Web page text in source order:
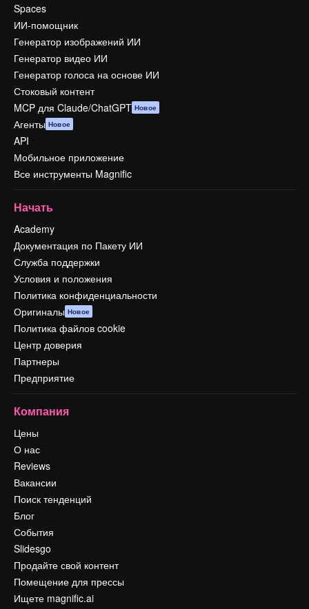
Spaces
ИИ-помощник
Генератор изображений ИИ
Генератор видео ИИ
Генератор голоса на основе ИИ
Стоковый контент
MCP для Claude/ChatGPT Новое
Агенты Новое
API
Мобильное приложение
Все инструменты Magnific
Начать
Academy
Документация по Пакету ИИ
Служба поддержки
Условия и положения
Политика конфиденциальности
Оригиналы Новое
Политика файлов cookie
Центр доверия
Партнеры
Предприятие
Компания
Цены
О нас
Reviews
Вакансии
Поиск тенденций
Блог
События
Slidesgo
Продайте свой контент
Помещение для прессы
Ищете magnific.ai